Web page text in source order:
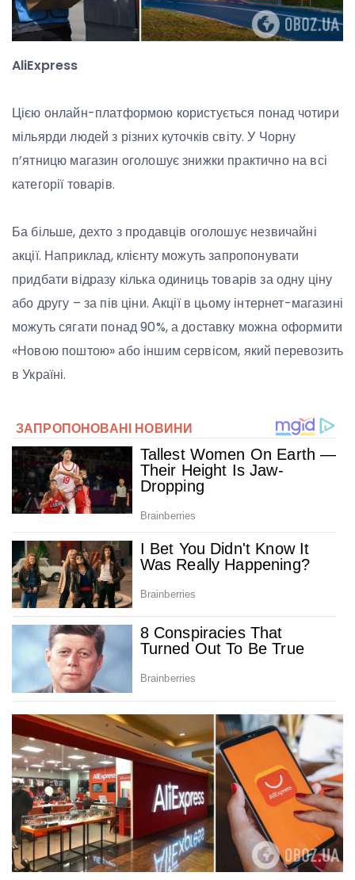
AliExpress
Цією онлайн-платформою користується понад чотири
мільярди людей з різних куточків світу. У Чорну
п’ятницю магазин оголошує знижки практично на всі
категорії товарів.
Ба більше, дехто з продавців оголошує незвичайні
акції. Наприклад, клієнту можуть запропонувати
придбати відразу кілька одиниць товарів за одну ціну
або другу – за пів ціни. Акції в цьому інтернет-магазині
можуть сягати понад 90%, а доставку можна оформити
«Новою поштою» або іншим сервісом, який перевозить
в Україні.